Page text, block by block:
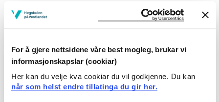
For å gjere nettsidene våre best mogleg, brukar vi
informasjonskapslar (cookiar)
Her kan du velje kva cookiar du vil godkjenne. Du kan
når som helst endre tillatinga du gir her.
Utdanningsplan 2026 høst, 30
Oversikt
Emner